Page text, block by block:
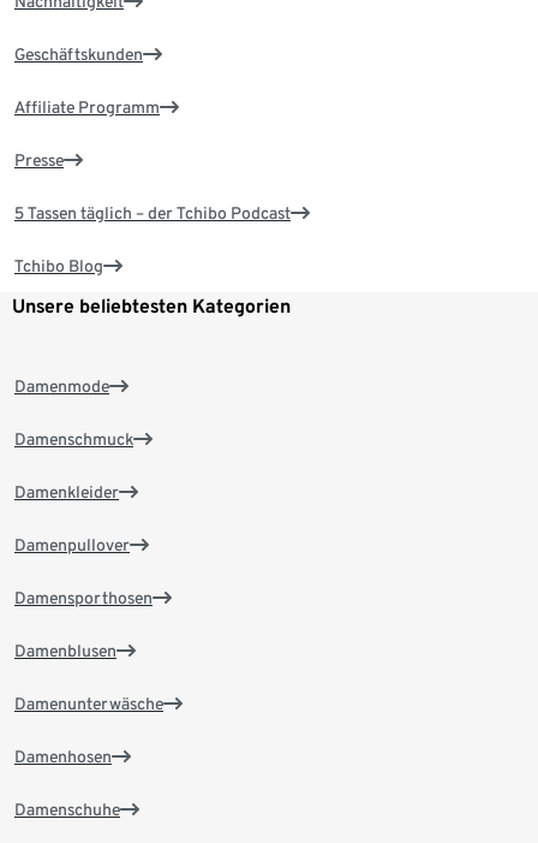
Geschäftskunden
Affiliate Programm
Presse
5 Tassen täglich – der Tchibo Podcast
Tchibo Blog
Unsere beliebtesten Kategorien
Damenmode
Damenschmuck
Damenkleider
Damenpullover
Damensporthosen
Damenblusen
Damenunterwäsche
Damenhosen
Damenschuhe